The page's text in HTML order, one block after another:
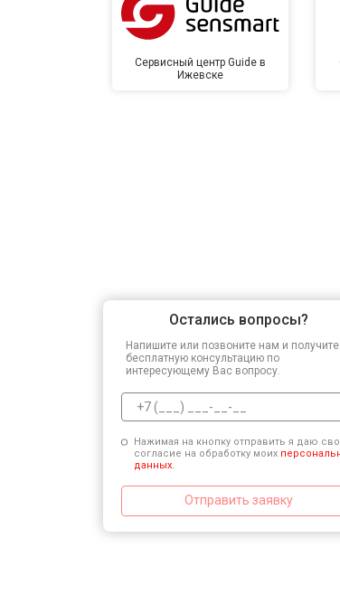
Сервисный центр Guide в
Ижевске
Остались вопросы?
Напишите или позвоните нам и получите
бесплатную консультацию по
интересующему Вас вопросу.
Нажимая на кнопку отправить я даю
согласие на обработку моих
данных.
Отправить заявку